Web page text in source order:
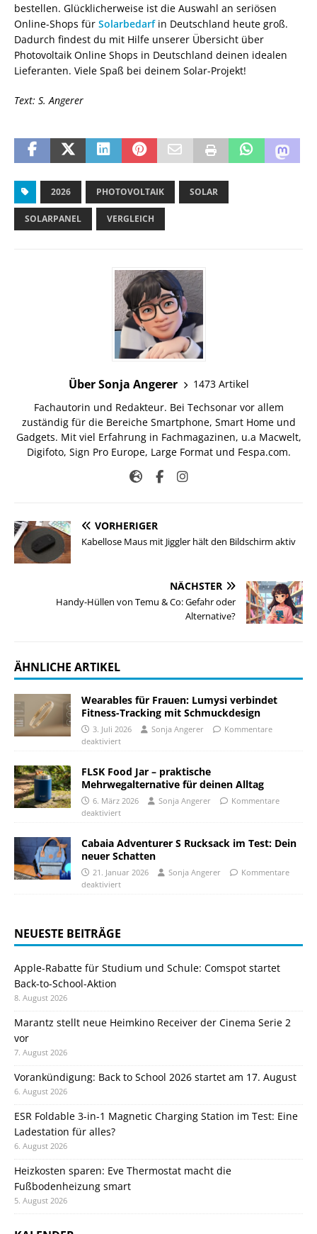
bestellen. Glücklicherweise ist die Auswahl an seriösen
Online-Shops für Solarbedarfin Deutschland heute groß.
Dadurch findest du mit Hilfe unserer Übersicht über
Photovoltaik Online Shops in Deutschland deinen idealen
Lieferanten. Viele Spaß bei deinem Solar-Projekt!
Text: S. Angerer
2026 PHOTOVOLTAIK SOLAR
SOLARPANEL VERGLEICH
Über Sonja Angerer
1473 Artikel
Fachautorin und Redakteur. Bei Techsonar vor allem
zuständig für die Bereiche Smartphone, Smart Home und
Gadgets. Mit viel Erfahrung in Fachmagazinen, u.a Macwelt,
Digifoto, Sign Pro Europe, Large Format und Fespa.com.
VORHERIGER
Kabellose Maus mit Jiggler hält den Bildschirm aktiv
NÄCHSTER
Handy-Hüllen von Temu & Co: Gefahr oder
Alternative?
ÄHNLICHE ARTIKEL
Wearables für Frauen: Lumysi verbindet
Fitness-Tracking mit Schmuckdesign
3. Juli 2026 Sonja Angerer
Kommentare
deaktiviert
FLSK Food Jar – praktische
Mehrwegalternative für deinen Alltag
6. März 2026 Sonja Angerer
Kommentare
deaktiviert
Cabaia Adventurer S Rucksack im Test: Dein
neuer Schatten
21. Januar 2026 Sonja Angerer
Kommentare
deaktiviert
NEUESTE BEITRÄGE
Apple-Rabatte für Studium und Schule: Comspot startet
Back-to-School-Aktion
8. August 2026
Marantz stellt neue Heimkino Receiver der Cinema Serie 2
vor
7. August 2026
Vorankündigung: Back to School 2026 startet am 17. August
6. August 2026
ESR Foldable 3-in-1 Magnetic Charging Station im Test: Eine
Ladestation für alles?
6. August 2026
Heizkosten sparen: Eve Thermostat macht die
Fußbodenheizung smart
5. August 2026